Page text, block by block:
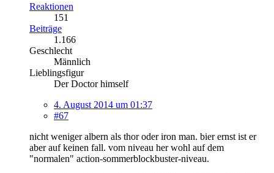
Reaktionen
151
Beiträge
1.166
Geschlecht
Männlich
Lieblingsfigur
Der Doctor himself
4. August 2014 um 01:37
#67
nicht weniger albern als thor oder iron man. bier ernst ist er
aber auf keinen fall. vom niveau her wohl auf dem
"normalen" action-sommerblockbuster-niveau.